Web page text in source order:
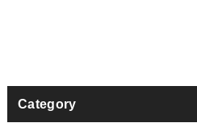
Category